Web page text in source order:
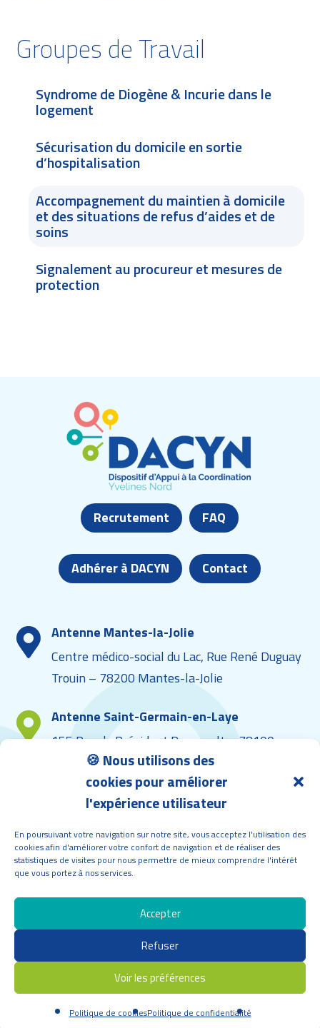
🍪 Nous utilisons des
cookies pour améliorer
l'expérience utilisateur
En poursuivant votre navigation sur notre site, vous acceptez l'utilisation des
cookies afin d'améliorer votre confort de navigation et de réaliser des
statistiques de visites pour nous permettre de mieux comprendre l'intérêt
que vous portez à nos services.
Accepter
Refuser
Voir les préférences
Politique de cookiesPolitique de confidentialité
Groupes de Travail
Syndrome de Diogène & Incurie dans le
logement
Sécurisation du domicile en sortie
d’hospitalisation
Accompagnement du maintien à domicile
et des situations de refus d’aides et de
soins
Signalement au procureur et mesures de
protection
Recrutement FAQ
Adhérer à DACYN Contact
 Antenne Mantes-la-Jolie
Centre médico-social du Lac, Rue René Duguay
Trouin – 78200 Mantes-la-Jolie
 Antenne Saint-Germain-en-Laye
155 Rue du Président Roosevelt – 78100
Saint-Germain-en-Laye
Demande d’appui
01 86 39 03 50
Mentions légales–Politique de confidentialité
Création